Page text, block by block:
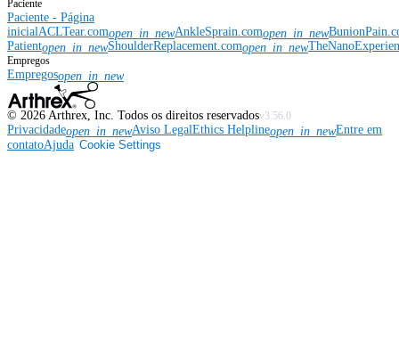
Paciente
Paciente - Página
inicialACLTear.comopen_in_newAnkleSprain.comopen_in_new
Patientopen_in_newShoulderReplacement.comopen_in_new
Empregos
Empregosopen_in_new
© 2026 Arthrex, Inc. Todos os direitos reservadosv3.56.0
Privacidadeopen_in_newAviso LegalEthics Helplineopen_in_newEntre em
contatoAjuda Cookie Settings